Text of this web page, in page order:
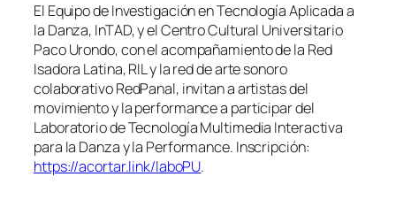
El Equipo de Investigación en Tecnología Aplicada a
la Danza, InTAD, y el Centro Cultural Universitario
Paco Urondo, con el acompañamiento de la Red
Isadora Latina, RIL y la red de arte sonoro
colaborativo RedPanal, invitan a artistas del
movimiento y la performance a participar del
Laboratorio de Tecnología Multimedia Interactiva
para la Danza y la Performance. Inscripción:
https://acortar.link/laboPU.